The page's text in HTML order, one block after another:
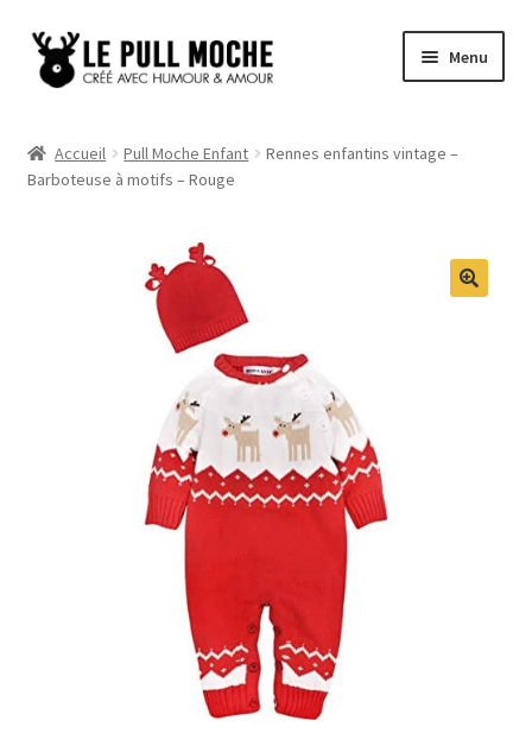
Aller
Aller
au
Menu
Pull Noël Femme
Accueil Pull Moche Enfant
Rennes enfantins vintage –
Barboteuse à motifs – Rouge